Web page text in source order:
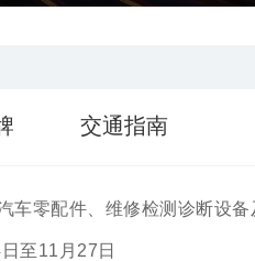
交通指南
车零配件、维修检测诊断设
至11月27日